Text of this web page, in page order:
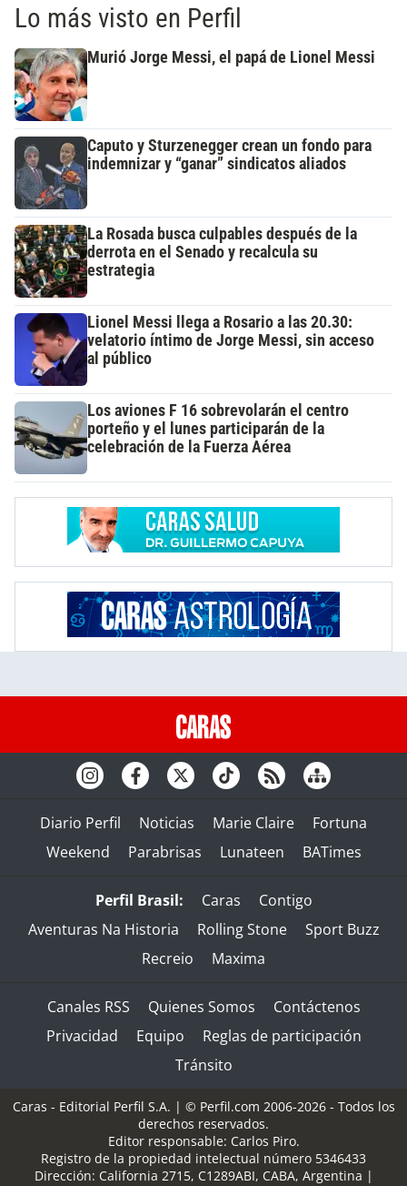
Lo más visto en Perfil
Murió Jorge Messi, el papá de Lionel Messi
Caputo y Sturzenegger crean un fondo para
indemnizar y “ganar” sindicatos aliados
La Rosada busca culpables después de la
derrota en el Senado y recalcula su
estrategia
Lionel Messi llega a Rosario a las 20.30:
velatorio íntimo de Jorge Messi, sin acceso
al público
Los aviones F 16 sobrevolarán el centro
porteño y el lunes participarán de la
celebración de la Fuerza Aérea
Diario Perfil Noticias Marie Claire
Fortuna
Weekend
Parabrisas Lunateen BATimes
Perfil Brasil: Caras
Contigo
Aventuras Na Historia
Rolling Stone
Sport Buzz
Recreio
Maxima
Canales RSS Quienes Somos
Contáctenos
Privacidad
Equipo
Reglas de participación
Tránsito
Caras - Editorial Perfil S.A. | © Perfil.com 2006-2026 - Todos los
derechos reservados.
Editor responsable: Carlos Piro.
Registro de la propiedad intelectual número 5346433
Dirección: California 2715, C1289ABI, CABA, Argentina |